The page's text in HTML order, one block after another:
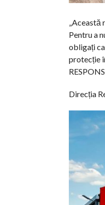
„Această
Pentru a
obligați
protecție
Direcția